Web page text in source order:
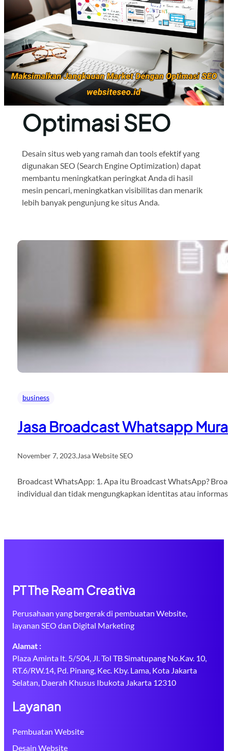
Optimasi SEO
Desain situs web yang ramah dan tools efektif yang
digunakan SEO (Search Engine Optimization) dapat
membantu meningkatkan peringkat Anda di hasil
mesin pencari, meningkatkan visibilitas dan menarik
lebih banyak pengunjung ke situs Anda.
business
Jasa Broadcast Whatsapp
November 7, 2023.Jasa Website SEO
Broadcast WhatsApp: 1. Apa itu Broadcast WhatsApp?
individual dan tidak mengungkapkan identitas atau
PT The Ream Creativa
Perusahaan yang bergerak di pembuatan Website,
layanan SEO dan Digital Marketing
Alamat :
Plaza Aminta lt. 5/504, Jl. Tol TB Simatupang No.Kav. 10,
RT.6/RW.14, Pd. Pinang, Kec. Kby. Lama, Kota Jakarta
Selatan, Daerah Khusus Ibukota Jakarta 12310
Layanan
Pembuatan Website
Desain Website